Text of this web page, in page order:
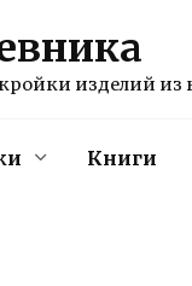
изделий
Книги